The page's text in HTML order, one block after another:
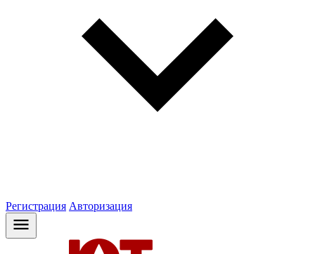
Регистрация Авторизация